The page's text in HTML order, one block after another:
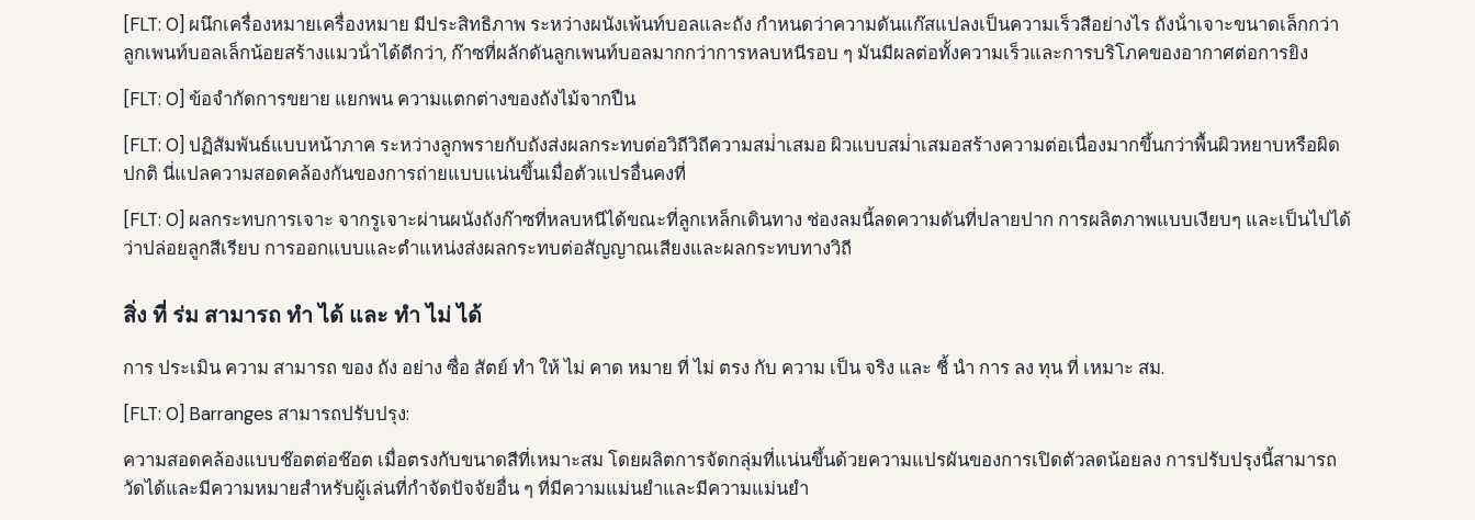
[FLT: 0] ผนึกเครื่องหมายเครื่องหมาย มีประสิทธิภาพ ระหว่างผนังเพ้นท์บอลและถัง กําหนดว่าความดันแก๊สแปลงเป็นความเร็วสีอย่างไร ถังน้ําเจาะขนาดเล็กกว่า
ลูกเพนท์บอลเล็กน้อยสร้างแมวน้ําได้ดีกว่า, ก๊าซที่ผลักดันลูกเพนท์บอลมากกว่าการหลบหนีรอบ ๆ มันมีผลต่อทั้งความเร็วและการบริโภคของอากาศต่อการยิง
[FLT: 0] ข้อจํากัดการขยาย แยกพน ความแตกต่างของถังไม้จากปืน
[FLT: 0] ปฏิสัมพันธ์แบบหน้าภาค ระหว่างลูกพรายกับถังส่งผลกระทบต่อวิถีวิถีความสม่ําเสมอ ผิวแบบสม่ําเสมอสร้างความต่อเนื่องมากขึ้นกว่าพื้นผิวหยาบหรือผิด
ปกติ นี่แปลความสอดคล้องกันของการถ่ายแบบแน่นขึ้นเมื่อตัวแปรอื่นคงที่
[FLT: 0] ผลกระทบการเจาะ จากรูเจาะผ่านผนังถังก๊าซที่หลบหนีได้ขณะที่ลูกเหล็กเดินทาง ช่องลมนี้ลดความดันที่ปลายปาก การผลิตภาพแบบเงียบๆ และเป็นไปได้
ว่าปล่อยลูกสีเรียบ การออกแบบและตําแหน่งส่งผลกระทบต่อสัญญาณเสียงและผลกระทบทางวิถี
สิ่ง ที่ ร่ม สามารถ ทํา ได้ และ ทํา ไม่ ได้
การ ประเมิน ความ สามารถ ของ ถัง อย่าง ซื่อ สัตย์ ทํา ให้ ไม่ คาด หมาย ที่ ไม่ ตรง กับ ความ เป็น จริง และ ชี้ นํา การ ลง ทุน ที่ เหมาะ สม.
[FLT: 0] Barranges สามารถปรับปรุง:
ความสอดคล้องแบบช๊อตต่อช๊อต เมื่อตรงกับขนาดสีที่เหมาะสม โดยผลิตการจัดกลุ่มที่แน่นขึ้นด้วยความแปรผันของการเปิดตัวลดน้อยลง การปรับปรุงนี้สามารถ
วัดได้และมีความหมายสําหรับผู้เล่นที่กําจัดปัจจัยอื่น ๆ ที่มีความแม่นยําและมีความแม่นยํา